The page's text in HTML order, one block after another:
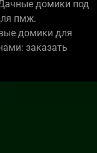
домики под
пмж.
домики для
заказать